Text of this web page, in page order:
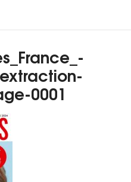
extraction-
0001